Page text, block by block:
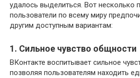
удалось выделиться. Вот несколько
пользователи по всему миру
другим доступным вариантам:
1. Сильное чувство общности
ВКонтакте воспитывает сильное
позволяя пользователям находить